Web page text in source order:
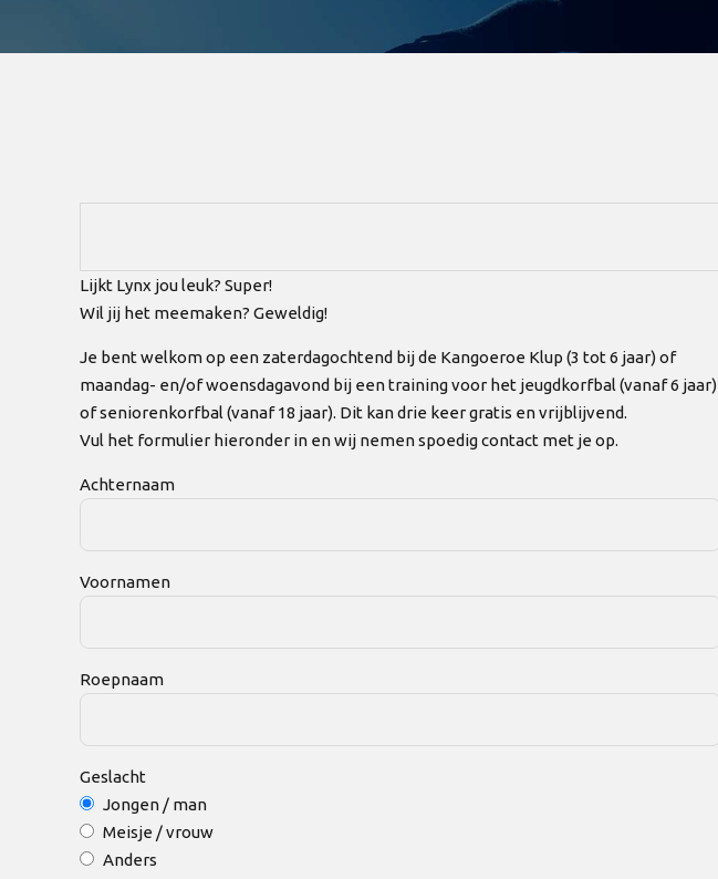
Lijkt Lynx jou leuk? Super!
Wil jij het meemaken? Geweldig!
Je bent welkom op een zaterdagochtend bij de Kangoeroe Klup (3 tot 6 jaar) of
maandag- en/of woensdagavond bij een training voor het jeugdkorfbal (vanaf 6 jaar)
of seniorenkorfbal (vanaf 18 jaar). Dit kan drie keer gratis en vrijblijvend.
Vul het formulier hieronder in en wij nemen spoedig contact met je op.
Achternaam
Voornamen
Roepnaam
Geslacht
Jongen / man
Meisje / vrouw
Anders